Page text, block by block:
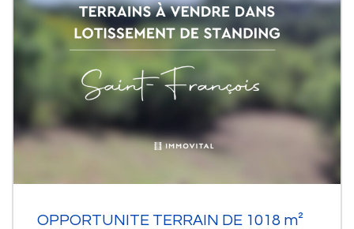
OPPORTUNITE TERRAIN DE 1018 m²